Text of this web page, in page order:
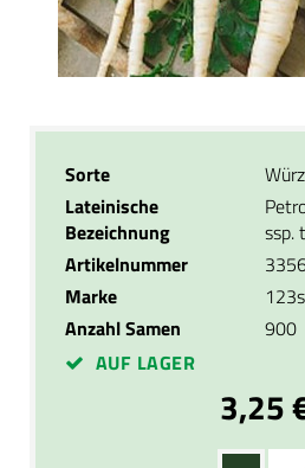
Sorte
Lateinische
Bezeichnung
ssp.
Artikelnummer
Marke
Anzahl Samen
900
AUF LAGER
3,25